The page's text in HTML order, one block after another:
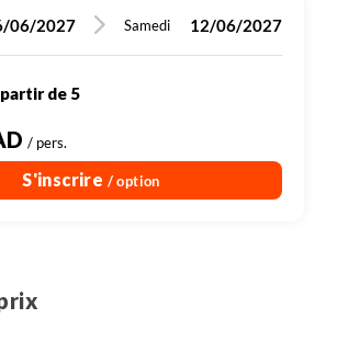
06/2027 Samedi 12/06/2027
de 5
/ pers.
S'inscrire / option